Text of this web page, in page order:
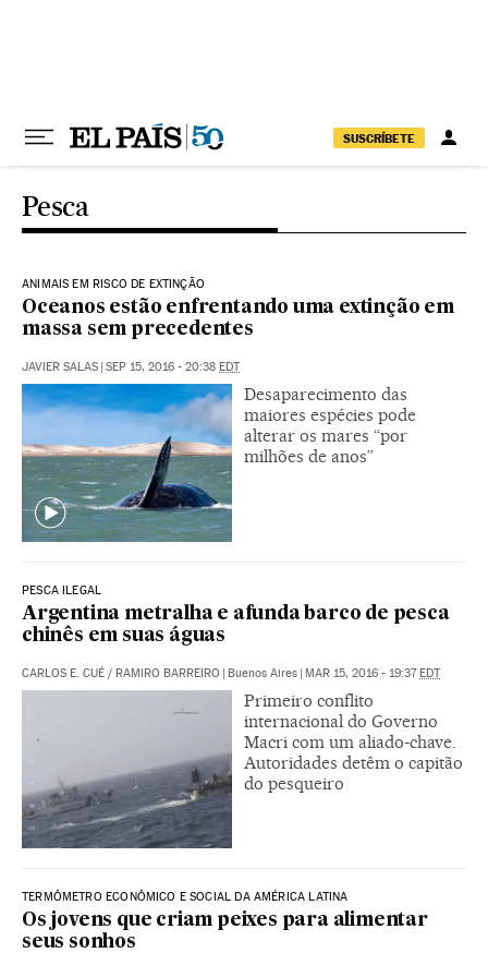
SUSCRÍBETE
Pesca
ANIMAIS EM RISCO DE EXTINÇÃO
Oceanos estão enfrentando uma extinção em
massa sem precedentes
JAVIER SALAS | SEP 15, 2016 - 20:38 EDT
Desaparecimento das
maiores espécies pode
alterar os mares “por
milhões de anos”
PESCA ILEGAL
Argentina metralha e afunda barco de pesca
chinês em suas águas
CARLOS E. CUÉ / RAMIRO BARREIRO | Buenos Aires | MAR 15, 2016 - 19:37EDT
Primeiro conflito
internacional do Governo
Macri com um aliado-chave.
Autoridades detêm o capitão
do pesqueiro
TERMÔMETRO ECONÔMICO E SOCIAL DA AMÉRICA LATINA
Os jovens que criam peixes para alimentar
seus sonhos